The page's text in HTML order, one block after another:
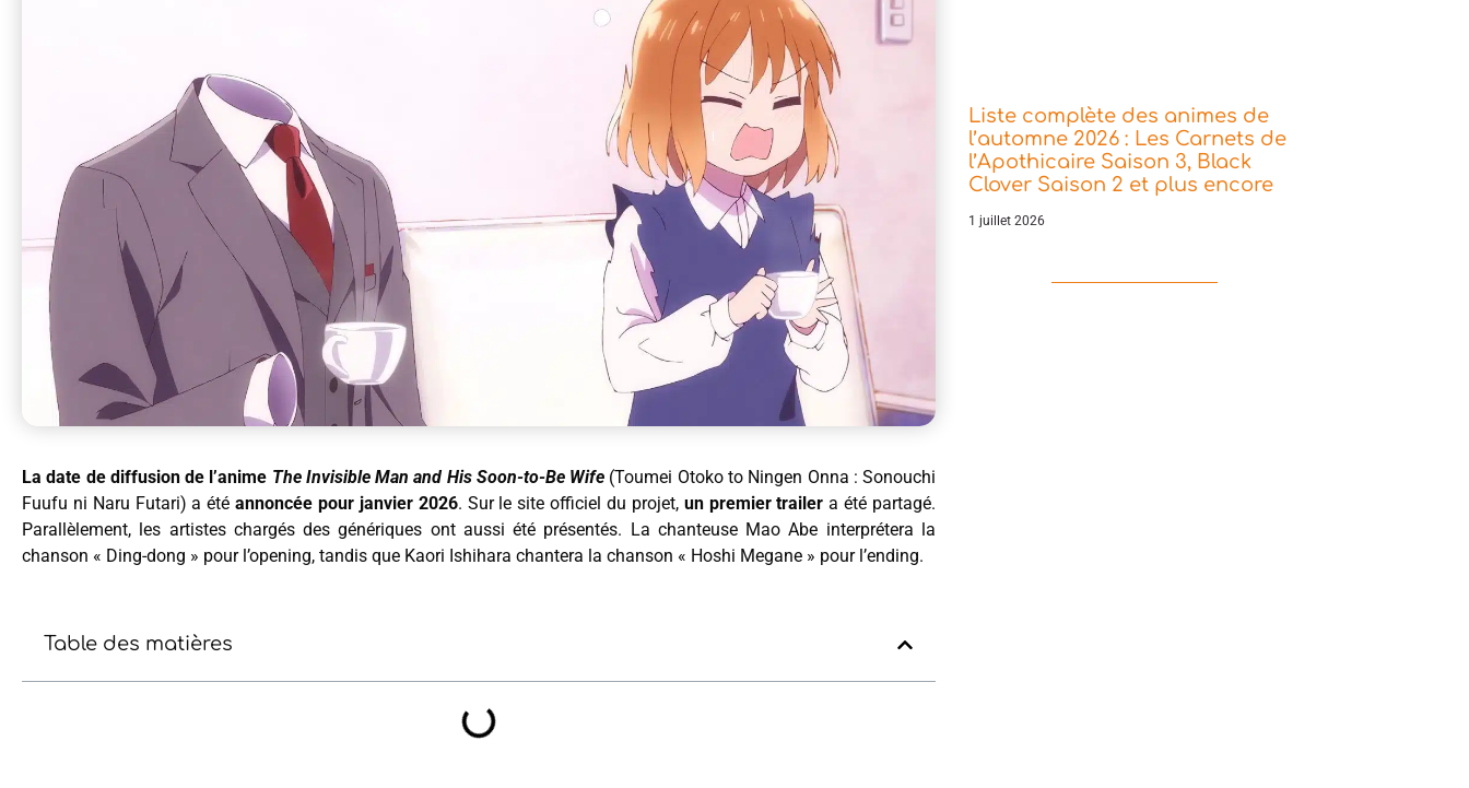
La date de diffusion de l’anime The Invisible Man and His Soon-to-Be Wife (Toumei Otoko to Ningen Onna : Sonouchi
Fuufu ni Naru Futari) a étéannoncée pour janvier 2026. Sur le site officiel du projet, un premier trailera été partagé.
Parallèlement, les artistes chargés des génériques ont aussi été présentés. La chanteuse Mao Abe interprétera la
chanson « Ding-dong » pour l’opening, tandis que Kaori Ishihara chantera la chanson « Hoshi Megane » pour l’ending.
Table des matières
Liste complète des animes de
l’automne 2026 : Les Carnets de
l’Apothicaire Saison 3, Black
Clover Saison 2 et plus encore
1 juillet 2026